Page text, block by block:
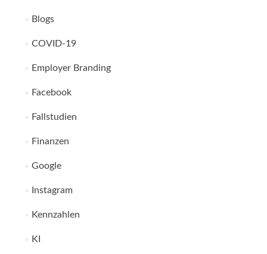
Blogs
COVID-19
Employer Branding
Facebook
Fallstudien
Finanzen
Google
Instagram
Kennzahlen
KI